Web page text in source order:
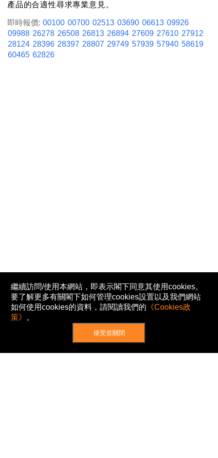
產品的合適性尋求專業意見。
即時報價: 00100 00700 02513 03690 06613 09926
09988 26278 26508 26813 26894 27609 27610 27912
28124 28396 28397 28807 29749 57939 57940 58619
60465 62826
繼續訪問/使用本網站，即表示閣下同意其使用cookies。
要了解更多有關閣下如何管理cookies設置以及我們網站
如何使用cookies的資料，請閱讀我們的 《Cookies政
策》 。
接受並關閉